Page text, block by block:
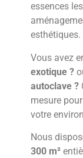
essences
esthétiques.
Vous avez
exotique ?
autoclave ?
mesure
votre
Nous
300 m²